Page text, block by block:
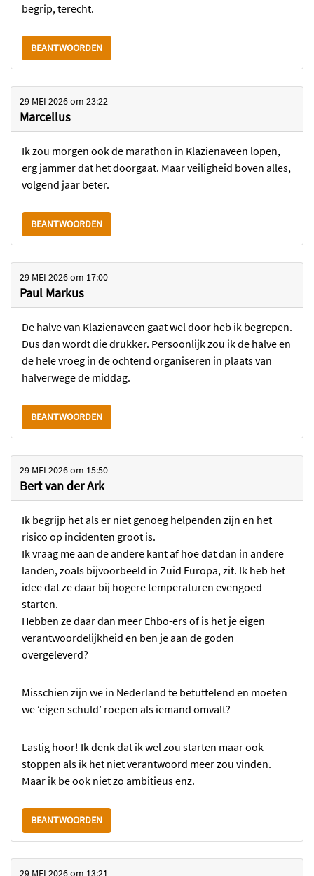
begrip, terecht.
BEANTWOORDEN
29 MEI 2026om 23:22
Marcellus
Ik zou morgen ook de marathon in Klazienaveen lopen,
erg jammer dat het doorgaat. Maar veiligheid boven alles,
volgend jaar beter.
BEANTWOORDEN
29 MEI 2026om 17:00
Paul Markus
De halve van Klazienaveen gaat wel door heb ik begrepen.
Dus dan wordt die drukker. Persoonlijk zou ik de halve en
de hele vroeg in de ochtend organiseren in plaats van
halverwege de middag.
BEANTWOORDEN
29 MEI 2026om 15:50
Bert van der Ark
Ik begrijp het als er niet genoeg helpenden zijn en het
risico op incidenten groot is.
Ik vraag me aan de andere kant af hoe dat dan in andere
landen, zoals bijvoorbeeld in Zuid Europa, zit. Ik heb het
idee dat ze daar bij hogere temperaturen evengoed
starten.
Hebben ze daar dan meer Ehbo-ers of is het je eigen
verantwoordelijkheid en ben je aan de goden
overgeleverd?
Misschien zijn we in Nederland te betuttelend en moeten
we ‘eigen schuld’ roepen als iemand omvalt?
Lastig hoor! Ik denk dat ik wel zou starten maar ook
stoppen als ik het niet verantwoord meer zou vinden.
Maar ik be ook niet zo ambitieus enz.
BEANTWOORDEN
29 MEI 2026om 13:21